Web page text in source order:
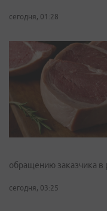
сегодня, 01:28
обращению заказчика в
сегодня, 03:25